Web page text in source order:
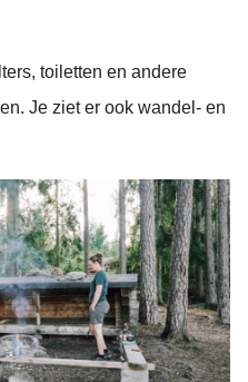
toiletten en andere
Je ziet er ook wandel- en